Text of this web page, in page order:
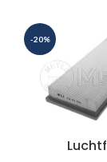
-20%